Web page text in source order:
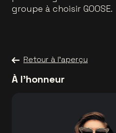
groupe à choisir GOOSE.
Retour à l'aperçu
À l'honneur